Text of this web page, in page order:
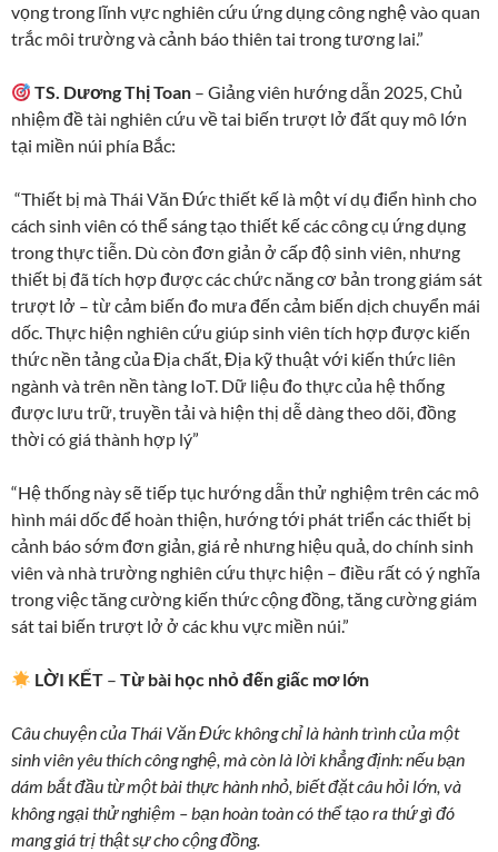
vọng trong lĩnh vực nghiên cứu ứng dụng công nghệ vào quan
trắc môi trường và cảnh báo thiên tai trong tương lai.”
TS. Dương Thị Toan – Giảng viên hướng dẫn 2025, Chủ
nhiệm đề tài nghiên cứu về tai biến trượt lở đất quy mô lớn
tại miền núi phía Bắc:
“Thiết bị mà Thái Văn Đức thiết kế là một ví dụ điển hình cho
cách sinh viên có thể sáng tạo thiết kế các công cụ ứng dụng
trong thực tiễn. Dù còn đơn giản ở cấp độ sinh viên, nhưng
thiết bị đã tích hợp được các chức năng cơ bản trong giám sát
trượt lở – từ cảm biến đo mưa đến cảm biến dịch chuyển mái
dốc. Thực hiện nghiên cứu giúp sinh viên tích hợp được kiến
thức nền tảng của Địa chất, Địa kỹ thuật với kiến thức liên
ngành và trên nền tàng IoT. Dữ liệu đo thực của hệ thống
được lưu trữ, truyền tải và hiện thị dễ dàng theo dõi, đồng
thời có giá thành hợp lý”
“Hệ thống này sẽ tiếp tục hướng dẫn thử nghiệm trên các mô
hình mái dốc để hoàn thiện, hướng tới phát triển các thiết bị
cảnh báo sớm đơn giản, giá rẻ nhưng hiệu quả, do chính sinh
viên và nhà trường nghiên cứu thực hiện – điều rất có ý nghĩa
trong việc tăng cường kiến thức cộng đồng, tăng cường giám
sát tai biến trượt lở ở các khu vực miền núi.”
LỜI KẾT –Từ bài học nhỏ đến giấc mơ lớn
Câu chuyện của Thái Văn Đức không chỉ là hành trình của một
sinh viên yêu thích công nghệ, mà còn là lời khẳng định: nếu bạn
dám bắt đầu từ một bài thực hành nhỏ, biết đặt câu hỏi lớn, và
không ngại thử nghiệm – bạn hoàn toàn có thể tạo ra thứ gì đó
mang giá trị thật sự cho cộng đồng.